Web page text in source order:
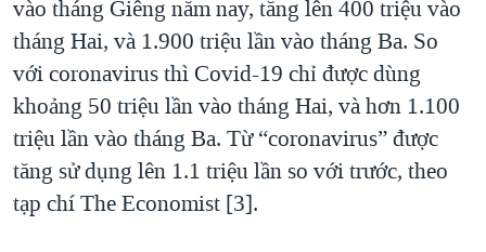
vào tháng Giêng năm nay, tăng lên 400 triệu vào
tháng Hai, và 1.900 triệu lần vào tháng Ba. So
với coronavirus thì Covid-19 chỉ được dùng
khoảng 50 triệu lần vào tháng Hai, và hơn 1.100
triệu lần vào tháng Ba. Từ “coronavirus” được
tăng sử dụng lên 1.1 triệu lần so với trước, theo
tạp chí The Economist [3].